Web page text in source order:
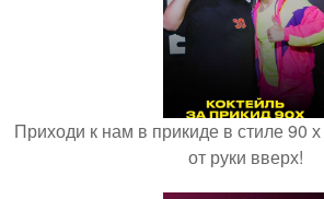
Приходи к нам в прикиде в стиле 90
от руки вверх!